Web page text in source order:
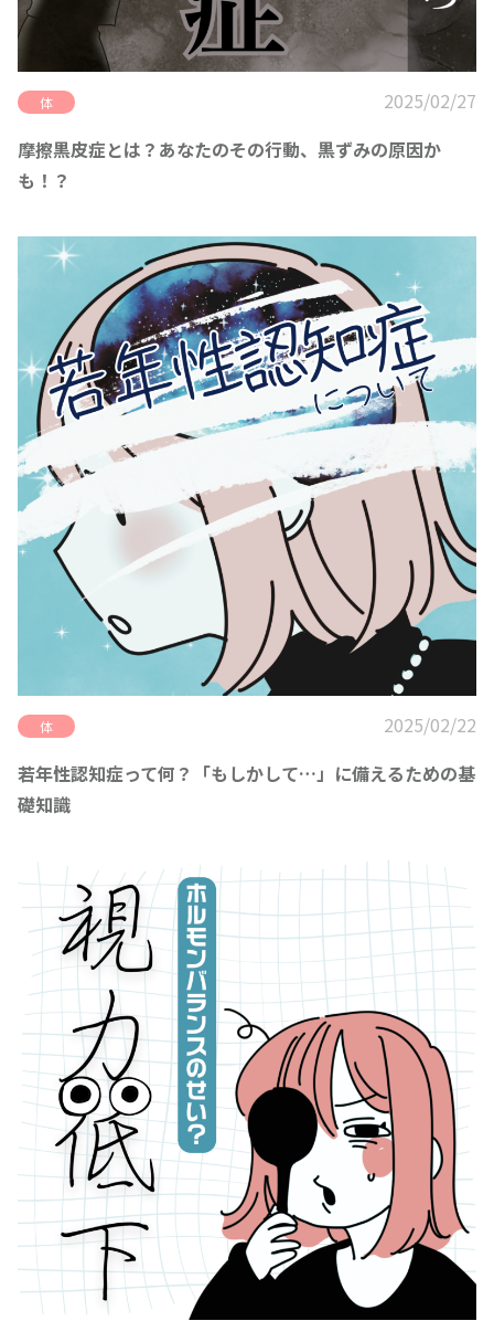
体
2025/02/27
摩擦黒皮症とは？あなたのその行動、黒ずみの原因か
も！？
体
2025/02/22
若年性認知症って何？「もしかして…」に備えるための基
礎知識